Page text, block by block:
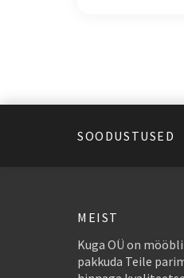
SOODUSTUSED
MEIST
Kuga OÜ on
pakkuda Teile